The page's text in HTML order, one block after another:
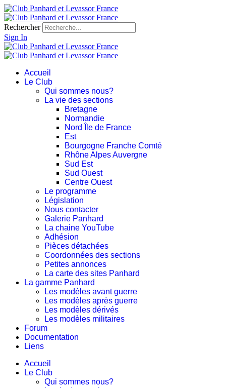
Rechercher
Sign In
Accueil
Le Club
Qui sommes nous?
La vie des sections
Bretagne
Normandie
Nord Île de France
Est
Bourgogne Franche Comté
Rhône Alpes Auvergne
Sud Est
Sud Ouest
Centre Ouest
Le programme
Législation
Nous contacter
Galerie Panhard
La chaine YouTube
Adhésion
Pièces détachées
Coordonnées des sections
Petites annonces
La carte des sites Panhard
La gamme Panhard
Les modèles avant guerre
Les modèles après guerre
Les modèles dérivés
Les modèles militaires
Forum
Documentation
Liens
Accueil
Le Club
Qui sommes nous?